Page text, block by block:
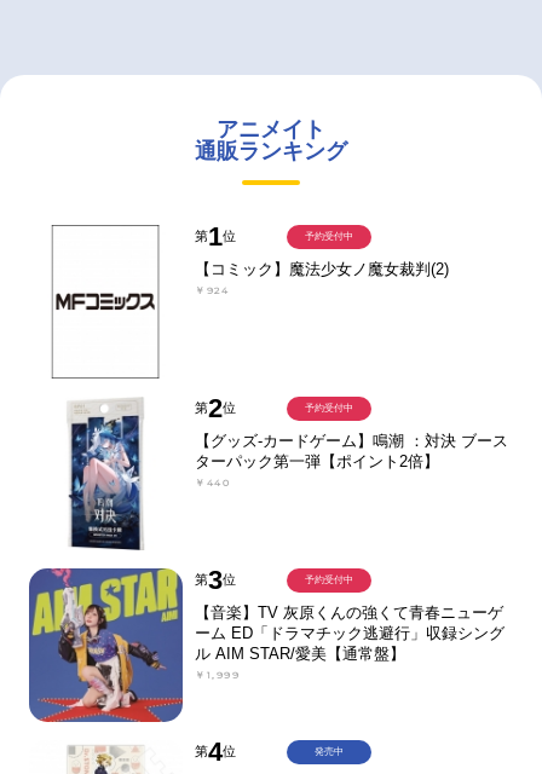
アニメイト
通販ランキング
第1位
【コミック】魔法少女ノ魔女裁判(2)
￥924
予約受付中
第2位
【グッズ-カードゲーム】鳴潮 ：対決 ブース
ターパック第一弾【ポイント2倍】
￥440
予約受付中
第3位
【音楽】TV 灰原くんの強くて青春ニューゲ
ーム ED「ドラマチック逃避行」収録シング
ル AIM STAR/愛美【通常盤】
￥1,999
予約受付中
第4位 発売中